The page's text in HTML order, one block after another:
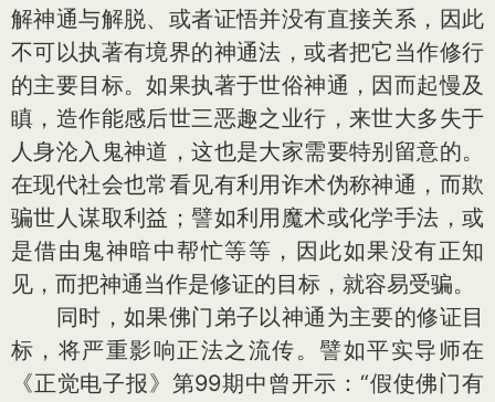
解神通与解脱、或者证悟并没有直接关系，因此
不可以执著有境界的神通法，或者把它当作修行
的主要目标。如果执著于世俗神通，因而起慢及
瞋，造作能感后世三恶趣之业行，来世大多失于
人身沦入鬼神道，这也是大家需要特别留意的。
在现代社会也常看见有利用诈术伪称神通，而欺
骗世人谋取利益；譬如利用魔术或化学手法，或
是借由鬼神暗中帮忙等等，因此如果没有正知
见，而把神通当作是修证的目标，就容易受骗。
同时，如果佛门弟子以神通为主要的修证目
标，将严重影响正法之流传。譬如平实导师在
《正觉电子报》第99期中曾开示：“假使佛门有